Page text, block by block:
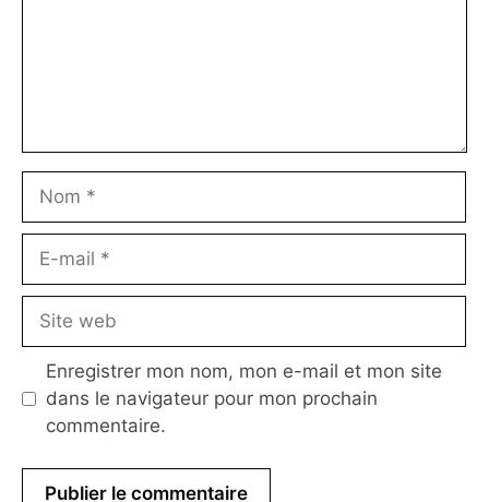
Nom
Site
web
Enregistrer mon nom, mon e-mail et mon site
dans le navigateur pour mon prochain
commentaire.